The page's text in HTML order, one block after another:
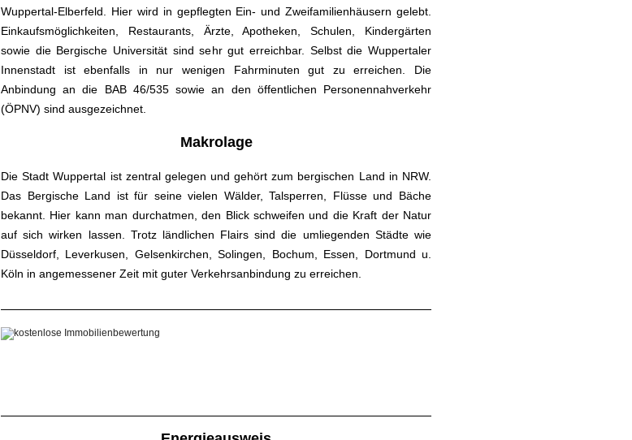
Wuppertal-Elberfeld. Hier wird in gepflegten Ein- und Zweifamilienhäusern gelebt.
Einkaufsmöglichkeiten, Restaurants, Ärzte, Apotheken, Schulen, Kindergärten
sowie die Bergische Universität sind sehr gut erreichbar. Selbst die Wuppertaler
Innenstadt ist ebenfalls in nur wenigen Fahrminuten gut zu erreichen. Die
Anbindung an die BAB 46/535 sowie an den öffentlichen Personennahverkehr
(ÖPNV) sind ausgezeichnet.
Makrolage
Die Stadt Wuppertal ist zentral gelegen und gehört zum bergischen Land in NRW.
Das Bergische Land ist für seine vielen Wälder, Talsperren, Flüsse und Bäche
bekannt. Hier kann man durchatmen, den Blick schweifen und die Kraft der Natur
auf sich wirken lassen. Trotz ländlichen Flairs sind die umliegenden Städte wie
Düsseldorf, Leverkusen, Gelsenkirchen, Solingen, Bochum, Essen, Dortmund u.
Köln in angemessener Zeit mit guter Verkehrsanbindung zu erreichen.